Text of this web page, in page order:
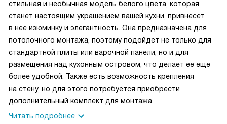
стильная и необычная модель белого цвета, которая
станет настоящим украшением вашей кухни, привнесет
в нее изюминку и элегантность. Она предназначена для
потолочного монтажа, поэтому подойдет не только для
стандартной плиты или варочной панели, но и для
размещения над кухонным островом, что делает ее еще
более удобной. Также есть возможность крепления
на стену, но для этого потребуется приобрести
дополнительный комплект для монтажа.
Читать подробнее